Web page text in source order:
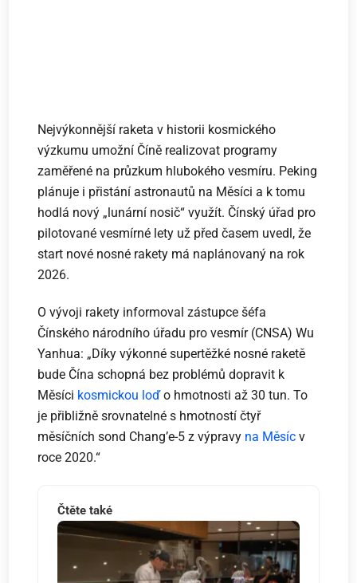
Nejvýkonnější raketa v historii kosmického
výzkumu umožní Číně realizovat programy
zaměřené na průzkum hlubokého vesmíru. Peking
plánuje i přistání astronautů na Měsíci a k tomu
hodlá nový „lunární nosič“ využít. Čínský úřad pro
pilotované vesmírné lety už před časem uvedl, že
start nové nosné rakety má naplánovaný na rok
2026.
O vývoji rakety informoval zástupce šéfa
Čínského národního úřadu pro vesmír (CNSA) Wu
Yanhua: „Díky výkonné supertěžké nosné raketě
bude Čína schopná bez problémů dopravit k
Měsíci kosmickou loďo hmotnosti až 30 tun. To
je přibližně srovnatelné s hmotností čtyř
měsíčních sond Chang’e-5 z výpravy na Měsíc v
roce 2020.“
Čtěte také